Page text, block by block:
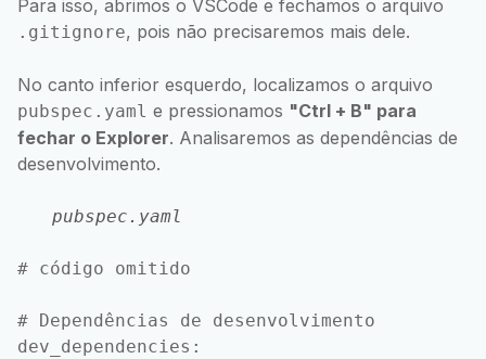
Para isso, abrimos o VSCode e fechamos o arquivo
.gitignore, pois não precisaremos mais dele.
No canto inferior esquerdo, localizamos o arquivo
pubspec.yaml e pressionamos "Ctrl + B" para
fechar o Explorer. Analisaremos as dependências de
desenvolvimento.
pubspec.yaml
# código omitido
# Dependências de desenvolvimento
dev_dependencies: